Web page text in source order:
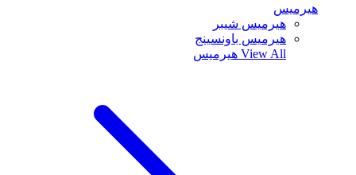
هيرميس
هيرميس شيبر
هيرميس باونسينج
View All هيرميس